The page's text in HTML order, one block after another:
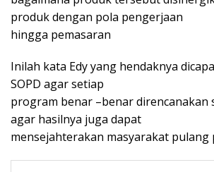
produk dengan pola pengerjaan
hingga pemasaran
Inilah kata Edy yang hendaknya
SOPD agar setiap
program benar –benar direncanakan
agar hasilnya juga dapat
mensejahterakan masyarakat pulang